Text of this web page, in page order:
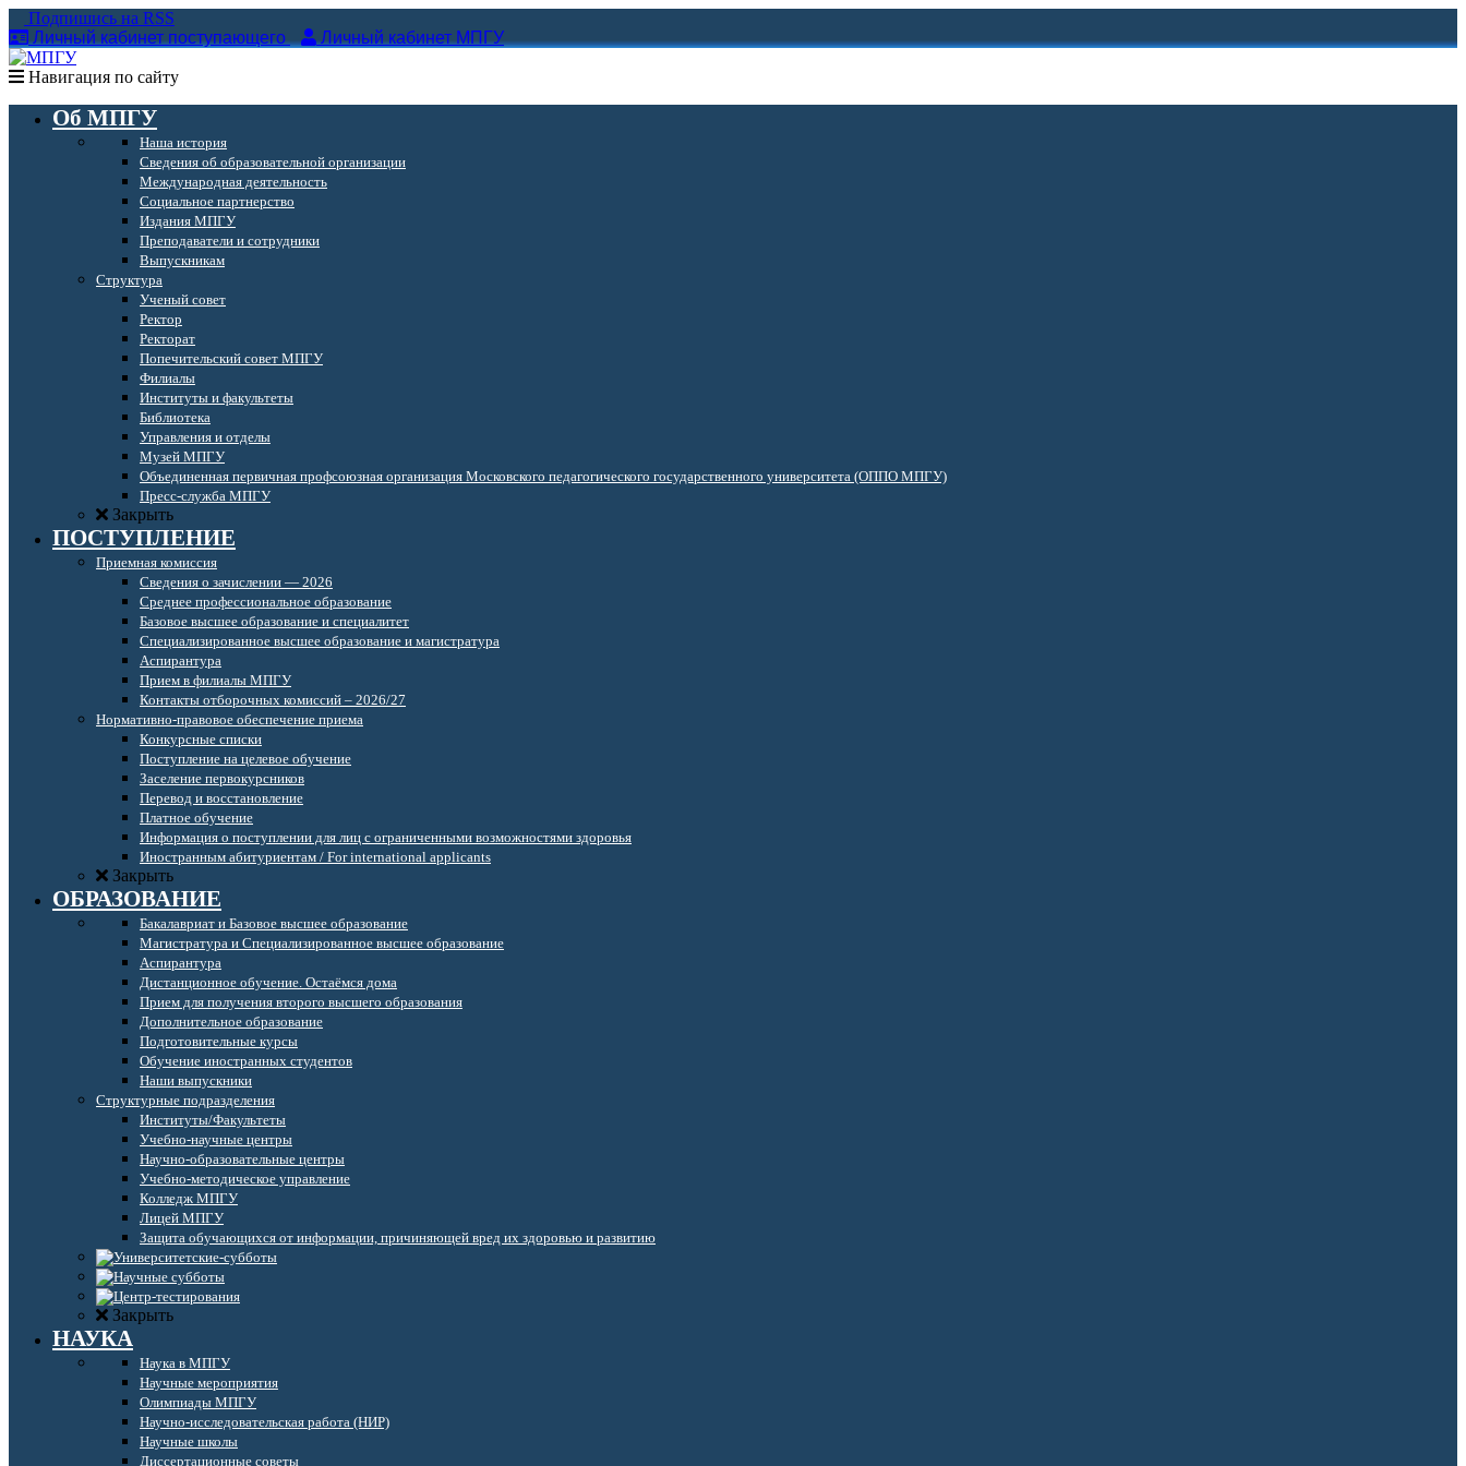
Подпишись на RSS
Личный кабинет поступающего
Личный кабинет МПГУ
Навигация по сайту
Об МПГУ
Наша история
Сведения об образовательной организации
Международная деятельность
Социальное партнерство
Издания МПГУ
Преподаватели и сотрудники
Выпускникам
Структура
Ученый совет
Ректор
Ректорат
Попечительский совет МПГУ
Филиалы
Институты и факультеты
Библиотека
Управления и отделы
Музей МПГУ
Объединенная первичная профсоюзная организация Московского педагогического государственного университета (ОППО МПГУ)
Пресс-служба МПГУ
Закрыть
ПОСТУПЛЕНИЕ
Приемная комиссия
Сведения о зачислении — 2026
Среднее профессиональное образование
Базовое высшее образование и специалитет
Специализированное высшее образование и магистратура
Аспирантура
Прием в филиалы МПГУ
Контакты отборочных комиссий – 2026/27
Нормативно-правовое обеспечение приема
Конкурсные списки
Поступление на целевое обучение
Заселение первокурсников
Перевод и восстановление
Платное обучение
Информация о поступлении для лиц с ограниченными возможностями здоровья
Иностранным абитуриентам / For international applicants
Закрыть
ОБРАЗОВАНИЕ
Бакалавриат и Базовое высшее образование
Магистратура и Специализированное высшее образование
Аспирантура
Дистанционное обучение. Остаёмся дома
Прием для получения второго высшего образования
Дополнительное образование
Подготовительные курсы
Обучение иностранных студентов
Наши выпускники
Структурные подразделения
Институты/Факультеты
Учебно-научные центры
Научно-образовательные центры
Учебно-методическое управление
Колледж МПГУ
Лицей МПГУ
Защита обучающихся от информации, причиняющей вред их здоровью и развитию
Закрыть
НАУКА
Наука в МПГУ
Научные мероприятия
Олимпиады МПГУ
Научно-исследовательская работа (НИР)
Научные школы
Диссертационные советы